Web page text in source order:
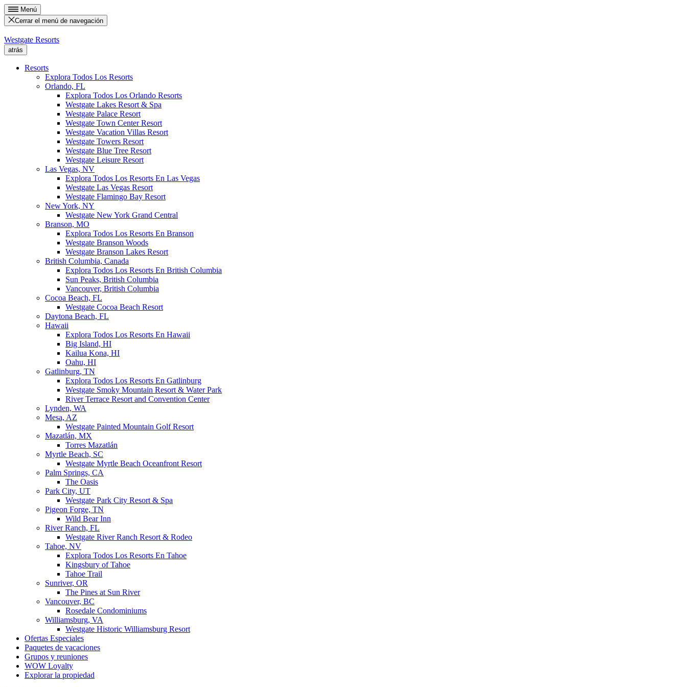
Menú
Cerrar el menú de navegación
Westgate Resorts
atrás
Resorts
Explora Todos Los Resorts
Orlando, FL
Explora Todos Los Orlando Resorts
Westgate Lakes Resort & Spa
Westgate Palace Resort
Westgate Town Center Resort
Westgate Vacation Villas Resort
Westgate Towers Resort
Westgate Blue Tree Resort
Westgate Leisure Resort
Las Vegas, NV
Explora Todos Los Resorts En Las Vegas
Westgate Las Vegas Resort
Westgate Flamingo Bay Resort
New York, NY
Westgate New York Grand Central
Branson, MO
Explora Todos Los Resorts En Branson
Westgate Branson Woods
Westgate Branson Lakes Resort
British Columbia, Canada
Explora Todos Los Resorts En British Columbia
Sun Peaks, British Columbia
Vancouver, British Columbia
Cocoa Beach, FL
Westgate Cocoa Beach Resort
Daytona Beach, FL
Hawaii
Explora Todos Los Resorts En Hawaii
Big Island, HI
Kailua Kona, HI
Oahu, HI
Gatlinburg, TN
Explora Todos Los Resorts En Gatlinburg
Westgate Smoky Mountain Resort & Water Park
River Terrace Resort and Convention Center
Lynden, WA
Mesa, AZ
Westgate Painted Mountain Golf Resort
Mazatlán, MX
Torres Mazatlán
Myrtle Beach, SC
Westgate Myrtle Beach Oceanfront Resort
Palm Springs, CA
The Oasis
Park City, UT
Westgate Park City Resort & Spa
Pigeon Forge, TN
Wild Bear Inn
River Ranch, FL
Westgate River Ranch Resort & Rodeo
Tahoe, NV
Explora Todos Los Resorts En Tahoe
Kingsbury of Tahoe
Tahoe Trail
Sunriver, OR
The Pines at Sun River
Vancouver, BC
Rosedale Condominiums
Williamsburg, VA
Westgate Historic Williamsburg Resort
Ofertas Especiales
Paquetes de vacaciones
Grupos y reuniones
WOW Loyalty
Explorar la propiedad